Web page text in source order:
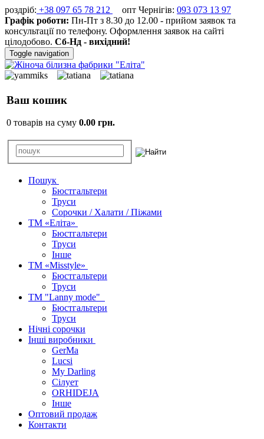
роздріб: +38 097 65 78 212 опт Чернігів: 093 073 13 97
Графік роботи: Пн-Пт з 8.30 до 12.00 - прийом заявок та
консультації по телефону. Оформлення заявок на сайті
цілодобово. Сб-Нд - вихідний!
Toggle navigation
Ваш кошик
0 товарів на суму 0.00 грн.
Пошук
Бюстгальтери
Труси
Сорочки / Халати / Піжами
ТМ «Еліта»
Бюстгальтери
Труси
Інше
ТМ «Misstyle»
Бюстгальтери
Труси
ТМ "Lanny mode"
Бюстгальтери
Труси
Нічні сорочки
Інші виробники
GerMa
Lucsi
My Darling
Сілует
ORHIDEJA
Інше
Оптовий продаж
Контакти